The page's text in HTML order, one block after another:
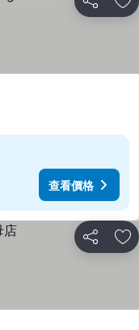
分享 放
查看價格
分享 放